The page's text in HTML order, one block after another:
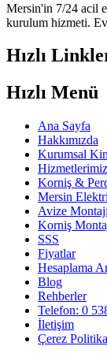
Mersin'in 7/24 acil
kurulum hizmeti.
Hızlı
Hızlı Menü
Ana Sayfa
Hakkımızda
Kurumsal
Hizmetlerimiz
Korniş &
Mersin
Avize Montajı
Korniş
SSS
Fiyatlar
Hesaplama
Blog
Rehberler
Telefon: 0
İletişim
Çerez